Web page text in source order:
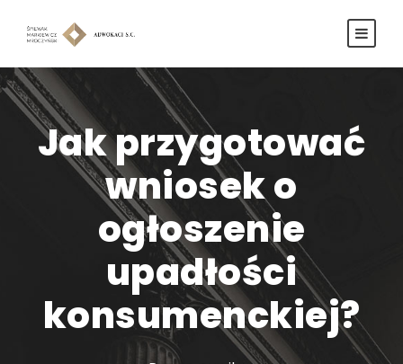
Jak przygotować
wniosek o
ogłoszenie
upadłości
konsumenckiej?